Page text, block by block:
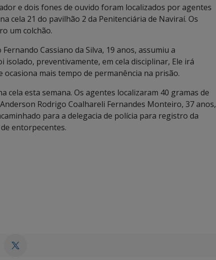
e dois fones de ouvido foram localizados por agentes
cela 21 do pavilhão 2 da Penitenciária de Naviraí. Os
um colchão.
Cassiano da Silva, 19 anos, assumiu a
preventivamente, em cela disciplinar, Ele irá
mais tempo de permanência na prisão.
esta semana. Os agentes localizaram 40 gramas de
Rodrigo Coalhareli Fernandes Monteiro, 37 anos,
para a delegacia de polícia para registro da
entorpecentes.